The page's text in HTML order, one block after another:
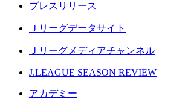
プレスリリース
Ｊリーグデータサイト
Ｊリーグメディアチャンネル
J.LEAGUE SEASON REVIEW
アカデミー